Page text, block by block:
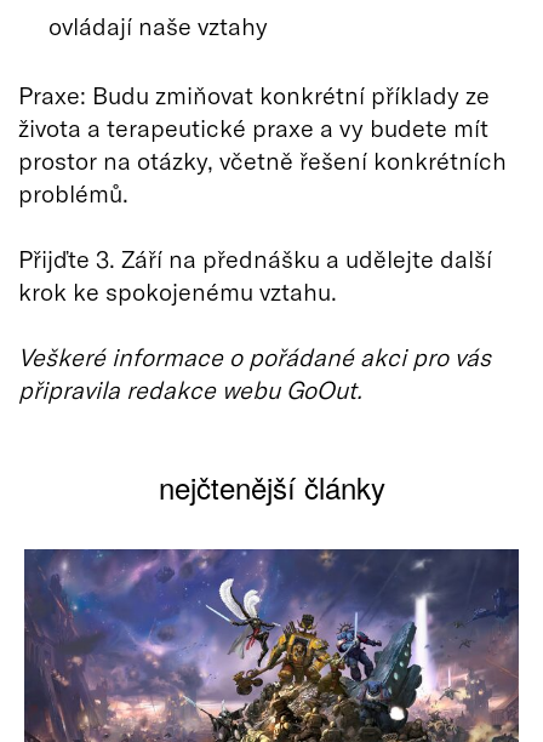
ovládají naše vztahy
Praxe: Budu zmiňovat konkrétní příklady ze
života a terapeutické praxe a vy budete mít
prostor na otázky, včetně řešení konkrétních
problémů.
Přijďte 3. Září na přednášku a udělejte další
krok ke spokojenému vztahu.
Veškeré informace o pořádané akci pro vás
připravila redakce webu GoOut.
nejčtenější články